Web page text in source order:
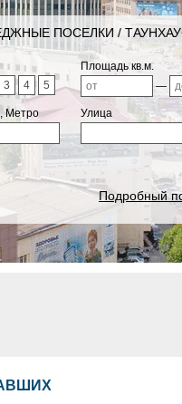
ПОСЕЛКИ /
3 4 5
Площадь кв.м.
—
Метро
Улица
Подробный